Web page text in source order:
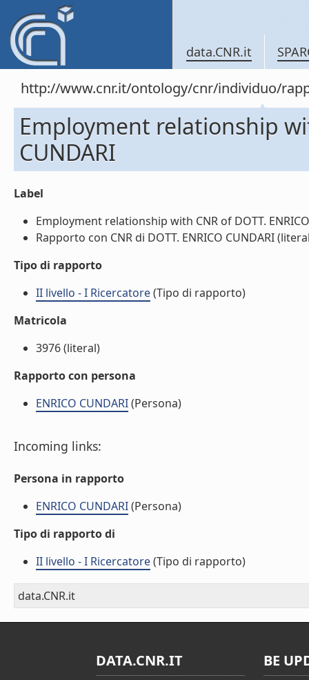
data.CNR.it
http://www.cnr.it/ontology/cnr/individuo/
Employment relationship
CUNDARI
Label
Employment relationship with CNR of DOTT.
Rapporto con CNR di DOTT. ENRICO CUNDARI
Tipo di rapporto
II livello - I Ricercatore(Tipo di rapporto)
Matricola
3976 (literal)
Rapporto con persona
ENRICO CUNDARI(Persona)
Incoming links:
Persona in rapporto
ENRICO CUNDARI(Persona)
Tipo di rapporto di
II livello - I Ricercatore(Tipo di rapporto)
data.CNR.it
DATA.CNR.IT BE